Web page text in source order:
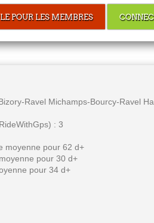
POUR LES MEMBRES
Ravel Michamps-Bourcy-Ravel
: 3
moyenne pour 62 d+
pour 30 d+
pour 34 d+